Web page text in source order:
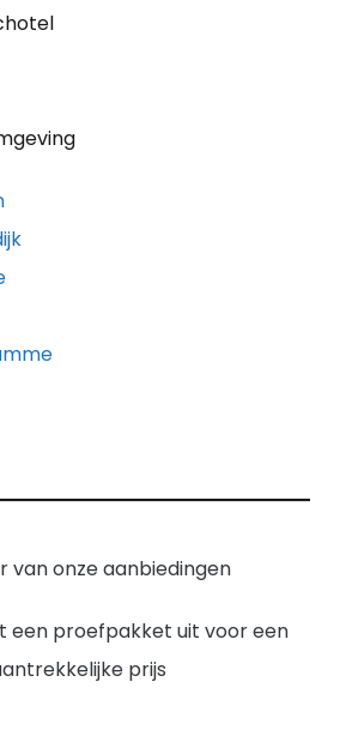
van onze aanbiedingen
een proefpakket uit voor een
prijs